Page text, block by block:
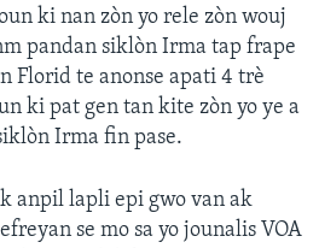
ki nan zòn yo rele zòn wouj
pandan siklòn Irma tap frape
Florid te anonse apati 4 trè
ki pat gen tan kite zòn yo ye a
Irma fin pase.
anpil lapli epi gwo van ak
se mo sa yo jounalis VOA